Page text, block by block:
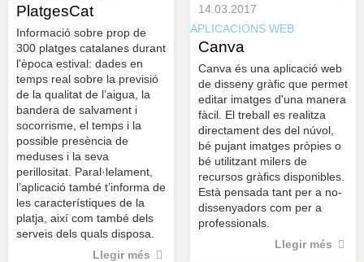
14.03.2017
APLICACIONS WEB
Canva
Canva és una aplicació web
de disseny gràfic que permet
editar imatges d'una manera
fàcil. El treball es realitza
directament des del núvol,
bé pujant imatges pròpies o
bé utilitzant milers de
recursos gràfics disponibles.
Està pensada tant per a no-
dissenyadors com per a
professionals.
Llegir més
PlatgesCat
Informació sobre prop de
300 platges catalanes durant
l'època estival: dades en
temps real sobre la previsió
de la qualitat de l’aigua, la
bandera de salvament i
socorrisme, el temps i la
possible presència de
meduses i la seva
perillositat. Paral·lelament,
l’aplicació també t’informa de
les característiques de la
platja, així com també dels
serveis dels quals disposa.
Llegir més